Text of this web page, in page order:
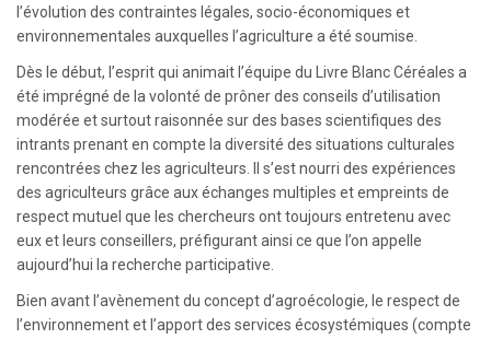
l’évolution des contraintes légales, socio-économiques et
environnementales auxquelles l’agriculture a été soumise.
Dès le début, l’esprit qui animait l’équipe du Livre Blanc Céréales a
été imprégné de la volonté de prôner des conseils d’utilisation
modérée et surtout raisonnée sur des bases scientifiques des
intrants prenant en compte la diversité des situations culturales
rencontrées chez les agriculteurs. Il s’est nourri des expériences
des agriculteurs grâce aux échanges multiples et empreints de
respect mutuel que les chercheurs ont toujours entretenu avec
eux et leurs conseillers, préfigurant ainsi ce que l’on appelle
aujourd’hui la recherche participative.
Bien avant l’avènement du concept d’agroécologie, le respect de
l’environnement et l’apport des services écosystémiques (compte